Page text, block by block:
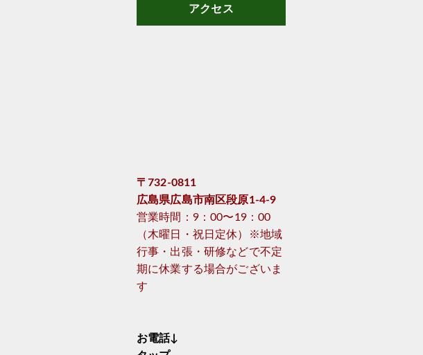
アクセス
〒732-0811
広島県広島市南区段原1-4-9
営業時間：9：00〜19：00
（木曜日・祝日定休）※地域
行事・出張・研修などで不定
期に休業する場合がございま
す
お電話↓